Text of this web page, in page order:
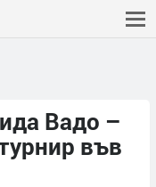
Вадо –
във